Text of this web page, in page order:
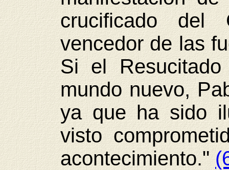
crucificado del
vencedor de las
Si el
mundo nuevo,
ya que ha sido
visto
acontecimiento."